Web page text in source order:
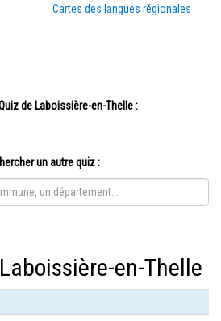
Cartes des langues régionales
de Laboissière-en-Thelle :
un autre quiz :
en-Thelle